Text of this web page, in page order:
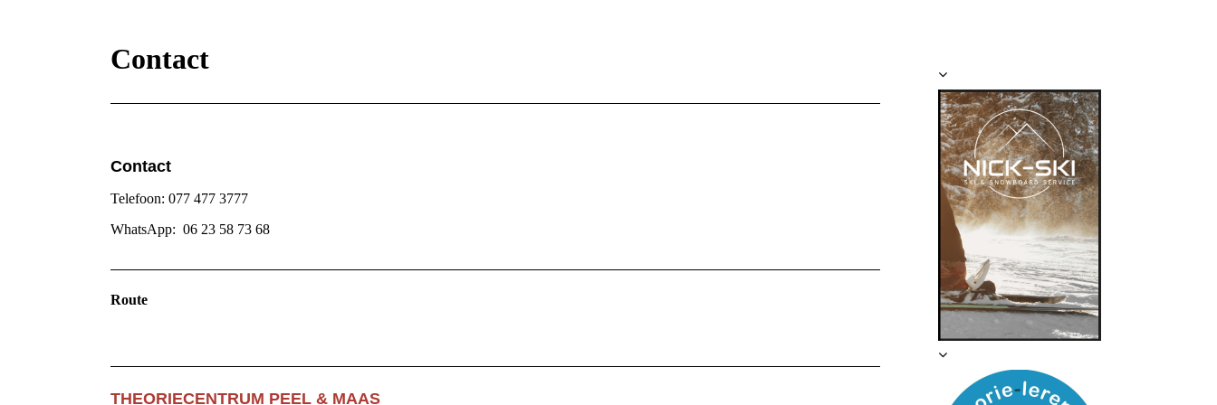
Contact
Contact
Telefoon: 077 477 3777
WhatsApp: 06 23 58 73 68
Route
THEORIECENTRUM PEEL & MAAS